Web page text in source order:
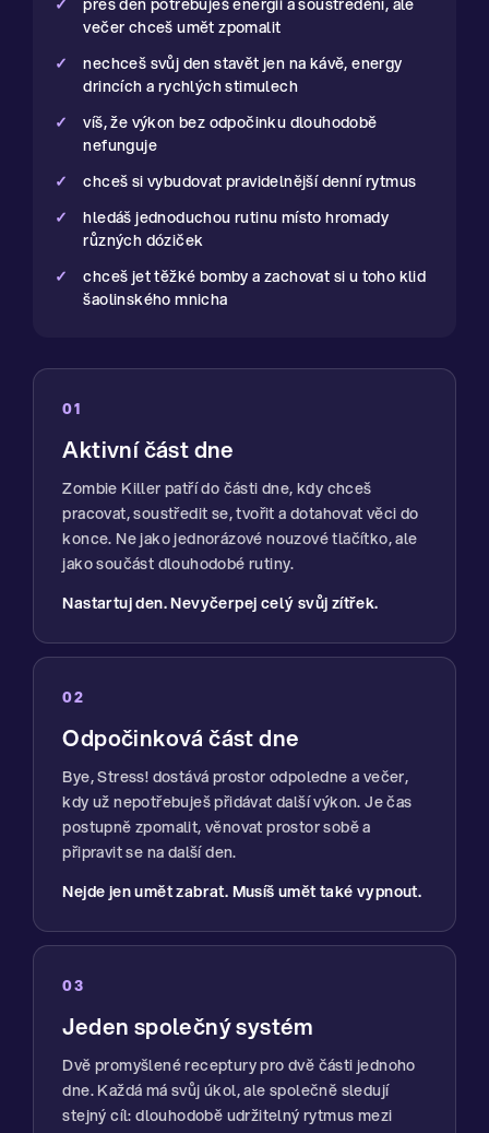
večer chceš umět zpomalit
nechceš svůj den stavět jen na kávě, energy
drincích a rychlých stimulech
víš, že výkon bez odpočinku dlouhodobě
nefunguje
chceš si vybudovat pravidelnější denní rytmus
hledáš jednoduchou rutinu místo hromady
různých dóziček
chceš jet těžké bomby a zachovat si u toho klid
šaolinského mnicha
01
Aktivní část dne
Zombie Killer patří do části dne, kdy chceš
pracovat, soustředit se, tvořit a dotahovat věci do
konce. Ne jako jednorázové nouzové tlačítko, ale
jako součást dlouhodobé rutiny.
Nastartuj den. Nevyčerpej celý svůj zítřek.
02
Odpočinková část dne
Bye, Stress! dostává prostor odpoledne a večer,
kdy už nepotřebuješ přidávat další výkon. Je čas
postupně zpomalit, věnovat prostor sobě a
připravit se na další den.
Nejde jen umět zabrat. Musíš umět také vypnout.
03
Jeden společný systém
Dvě promyšlené receptury pro dvě části jednoho
dne. Každá má svůj úkol, ale společně sledují
stejný cíl: dlouhodobě udržitelný rytmus mezi